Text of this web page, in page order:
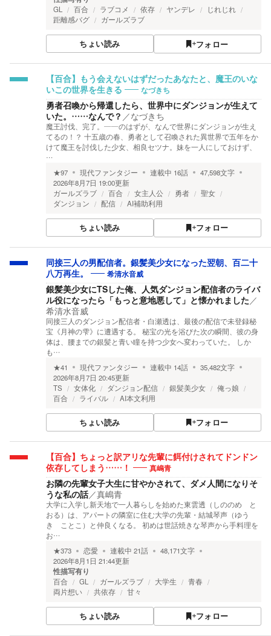
GL 百合 ラブコメ 依存 ヤンデレ
じれじれ
距離感バグ
ガールズラブ
ちょい読み フォロー
【百合】もう会えないはずだったあなたと、魔王のいな
いこの世界を生きる
なづきち
勇者召喚から帰還したら、世界中にダンジョンが生えて
いた。……なんで？ ／なづきち
魔王討伐、完了。――のはずが、なんで世界にダンジョンが生え
てるの！？ 十五歳の春、勇者として召喚された異世界で五年をか
けて魔王を討伐した少女、相良セツナ。妹を一人にしておけず、
…
★97 現代ファンタジー 連載中 16話 47,598文字
2026年8月7日 19:00更新
ガールズラブ
百合 女主人公 勇者
聖女
ダンジョン
配信 AI補助利用
ちょい読み フォロー
同接三人の男配信者。銀髪美少女になった翌朝、百二十
八万再生。
希清水音威
銀髪美少女にTSした俺、人気ダンジョン配信者のライバ
ル役になったら「もっと意地悪して」と懐かれました ／
希清水音威
同接三人のダンジョン配信者・白瀬透は、最後の配信で未登録秘
宝《月神の雫》に遭遇する。 秘宝の光を浴びた次の瞬間、彼の身
体は、腰までの銀髪と青い瞳を持つ少女へ変わっていた。 しか
も…
★41 現代ファンタジー 連載中 14話 35,482文字
2026年8月7日 20:45更新
TS
女体化 ダンジョン配信 銀髪美少女
俺っ娘
百合
ライバル AI本文利用
ちょい読み フォロー
【百合】ちょっと訳アリな先輩に餌付けされてドンドン
依存してしまう……！
真嶋青
お隣の先輩女子大生に甘やかされて、ダメ人間になりそ
うな私の話／真嶋青
大学に入学し新天地で一人暮らしを始めた東雲透（しののめ と
おる）は、アパートの隣室に住む大学の先輩・結城琴声（ゆう
き ことこ）と仲良くなる。 初めは世話焼きな琴声から手料理を
お…
★373 恋愛 連載中 21話 48,171文字
2026年8月1日 21:44更新
性描写有り
百合 GL ガールズラブ 大学生
青春
両片想い
共依存 甘々
ちょい読み フォロー